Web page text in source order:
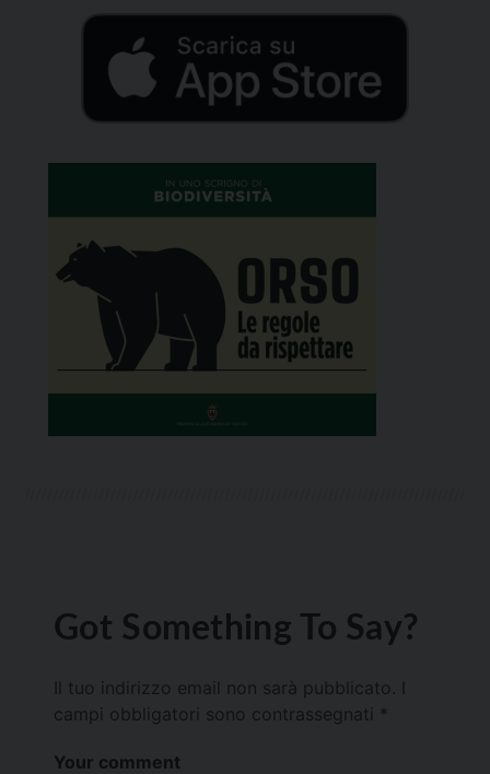
Got Something To Say?
Il tuo indirizzo email non sarà pubblicato.
campi obbligatori sono contrassegnati *
Your comment